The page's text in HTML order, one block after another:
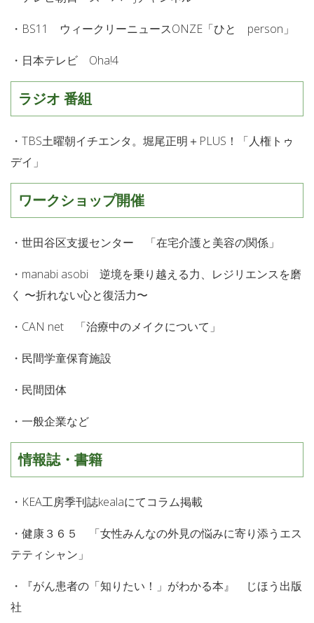
・ BS11 ウィークリーニュースONZE「ひと person」
・日本テレビ Oha!4
ラジオ 番組
・TBS土曜朝イチエンタ。堀尾正明＋PLUS！「人権トゥ
デイ」
ワークショップ開催
・世田谷区支援センター 「在宅介護と美容の関係」
・ manabi asobi 逆境を乗り越える力、レジリエンスを磨
く 〜折れない心と復活力〜
・CAN net 「治療中のメイクについて」
・民間学童保育施設
・民間団体
・一般企業など
情報誌・書籍
・KEA工房季刊誌kealaにてコラム掲載
・健康３６５ 「女性みんなの外見の悩みに寄り添うエス
テティシャン」
・『がん患者の「知りたい！」がわかる本』 じほう出版
社